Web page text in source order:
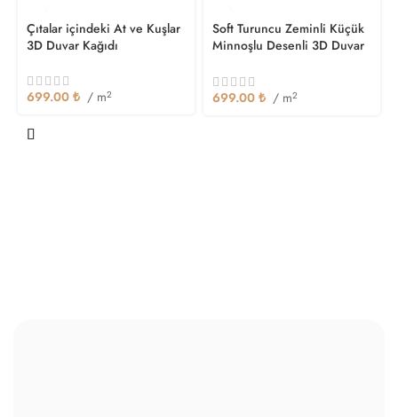
Çıtalar içindeki At ve Kuşlar
3D Duvar Kağıdı
699.00 ₺ / m2
Soft Turuncu Zeminli Küçük
Minnoşlu Desenli 3D Duvar
699.00 ₺ / m2